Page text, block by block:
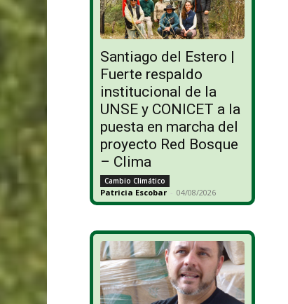
Santiago del Estero |
Fuerte respaldo
institucional de la
UNSE y CONICET a la
puesta en marcha del
proyecto Red Bosque
– Clima
Cambio Climático
Patricia Escobar - 04/08/2026